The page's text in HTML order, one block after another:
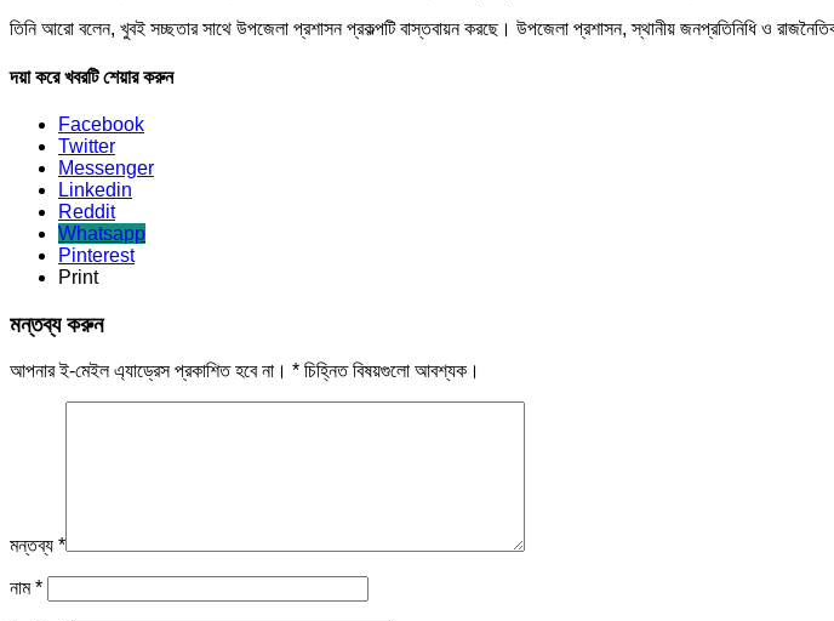
তিনি আরো বলেন, খুবই সচ্ছতার সাথে উপজেলা প্রশাসন প্রকল্পটি বাস্তবায়ন করছে। উপজেলা প্রশাসন, স্থানীয় জনপ্রতিনিধি ও
দয়া করে খবরটি শেয়ার করুন
Facebook
Twitter
Messenger
Linkedin
Reddit
Whatsapp
Pinterest
Print
মন্তব্য করুন
আপনার ই-মেইল এ্যাড্রেস প্রকাশিত হবে না। * চিহ্নিত বিষয়গুলো আবশ্যক।
মন্তব্য *
নাম*